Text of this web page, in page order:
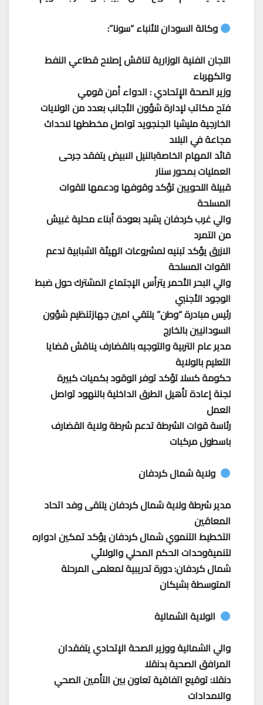
وكالة السودان للأنباء “سونا”:
اللجان الفنية الوزارية تناقش إصلاح قطاعي النفط
والكهرباء
وزير الصحة الإِتحادي : الدواء أمن قومِي
فتح مكاتب لإدارة شؤون الأجانب بعدد من الولايات
الخارجية مليشيا الجنجويد تواصل مخططها لاحداث
مجاعة في البلاد
قائد المهام الخاصةبالنيل الابيض يتفقد جرحى
العمليات بمحور سنار
قبيلة اللحويين تؤكد وقوفها ودعمها للقوات
المسلحة
والي غرب كردفان يشيد بعودة أبناء محلية غبيش
من التمرد
الازرق يؤكد تبنيه لمشروعات الهيئة الشبابية لدعم
القوات المسلحة
والي البحر الأحمر يترأس الإجتماع المشترك حول ضبط
الوجود الأجنبي
رئيس مبادرة “وطن” يلتقي امين جهازتنظيم شؤون
السودانيين بالخارج
مدير عام التربية والتوجيه بالقضارف يناقش قضايا
التعليم بالولاية
حكومة كسلا تؤكد توفر الوقود بكميات كبيرة
لجنة إعادة تأهيل الطرق الداخلية بالنهود تواصل
العمل
رئاسة قوات الشرطة تدعم شرطة ولاية القضارف
باسطول مركبات
ولاية شمال كردفان
مدير شرطة ولاية شمال كردفان يلتقى وفد اتحاد
المعاقين
التخطيط التنموي شمال كردفان يؤكد تمكين ادواره
لتنميةوحدات الحكم المحلي والولائي
شمال كردفان: دورة تدريبية لمعلمى المرحلة
المتوسطة بشيكان
الولاية الشمالية
والي الشمالية ووزير الصحة الإتحادي يتفقدان
المرافق الصحية بدنقلا
دنقلا: توقيع اتفاقية تعاون بين التأمين الصحي
والامدادات